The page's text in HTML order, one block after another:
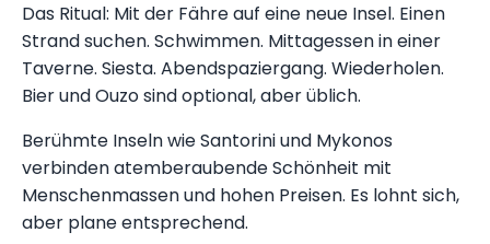
Das Ritual: Mit der Fähre auf eine neue Insel. Einen
Strand suchen. Schwimmen. Mittagessen in einer
Taverne. Siesta. Abendspaziergang. Wiederholen.
Bier und Ouzo sind optional, aber üblich.
Berühmte Inseln wie Santorini und Mykonos
verbinden atemberaubende Schönheit mit
Menschenmassen und hohen Preisen. Es lohnt sich,
aber plane entsprechend.